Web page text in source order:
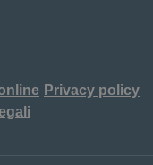
Privacy policy